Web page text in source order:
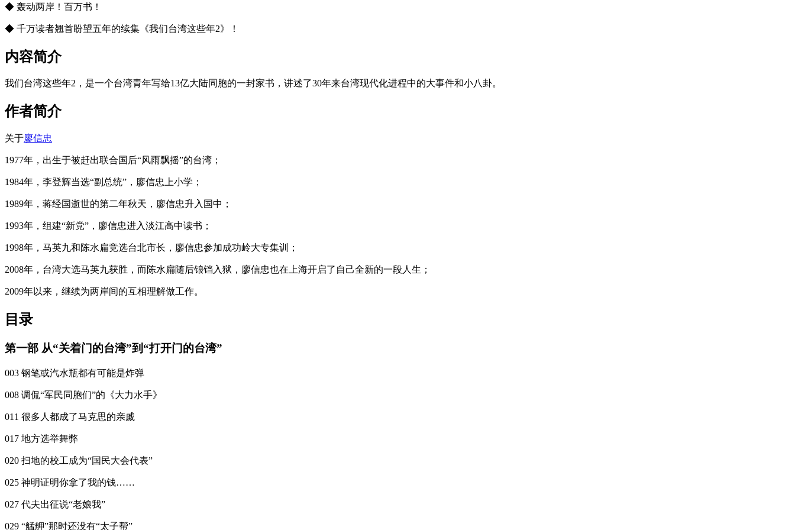
◆ 轰动两岸！百万书！
◆ 千万读者翘首盼望五年的续集《我们台湾这些年2》！
内容简介
我们台湾这些年2，是一个台湾青年写给13亿大陆同胞的一封家书，讲述了30年来台湾现代化进程中的大事件和小八卦。
作者简介
关于廖信忠
1977年，出生于被赶出联合国后“风雨飘摇”的台湾；
1984年，李登辉当选“副总统”，廖信忠上小学；
1989年，蒋经国逝世的第二年秋天，廖信忠升入国中；
1993年，组建“新党”，廖信忠进入淡江高中读书；
1998年，马英九和陈水扁竞选台北市长，廖信忠参加成功岭大专集训；
2008年，台湾大选马英九获胜，而陈水扁随后锒铛入狱，廖信忠也在上海开启了自己全新的一段人生；
2009年以来，继续为两岸间的互相理解做工作。
目录
第一部 从“关着门的台湾”到“打开门的台湾”
003 钢笔或汽水瓶都有可能是炸弹
008 调侃“军民同胞们”的《大力水手》
011 很多人都成了马克思的亲戚
017 地方选举舞弊
020 扫地的校工成为“国民大会代表”
025 神明证明你拿了我的钱……
027 代夫出征说“老娘我”
029 “艋舺”那时还没有“太子帮”